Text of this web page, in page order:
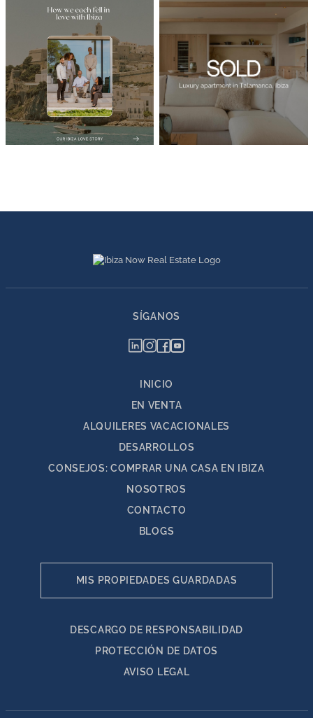
INICIO
EN VENTA
ALQUILERES VACACIONALES
DESARROLLOS
CONSEJOS: COMPRAR UNA CASA EN IBIZA
NOSOTROS
CONTACTO
BLOGS
MIS PROPIEDADES GUARDADAS
DESCARGO DE RESPONSABILIDAD
PROTECCIÓN DE DATOS
AVISO LEGAL
SÍGANOS